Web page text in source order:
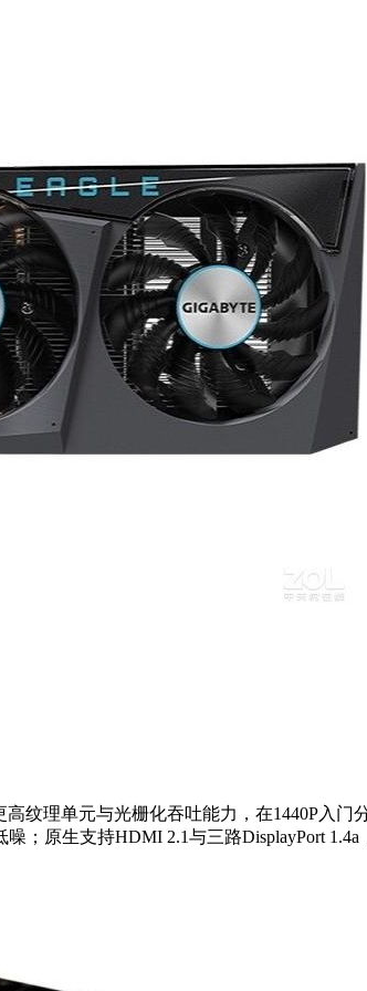
纹理单元与光栅化吞吐能力，在1440P入
；原生支持HDMI 2.1与三路DisplayPort